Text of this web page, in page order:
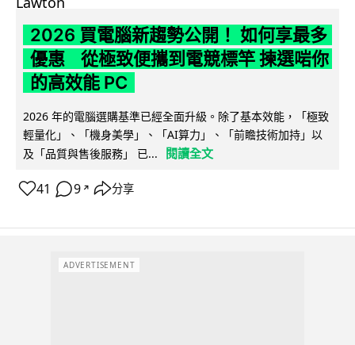
2026 買電腦新趨勢公開！ 如何享最多
優惠 從極致便攜到電競標竿 揀選啱你
的高效能 PC
2026 年的電腦選購基準已經全面升級。除了基本效能，「極致
輕量化」、「機身美學」、「AI算力」、「前瞻技術加持」以
及「品質與售後服務」 已...
閱讀全文
41 9 ↗ 分享
ADVERTISEMENT